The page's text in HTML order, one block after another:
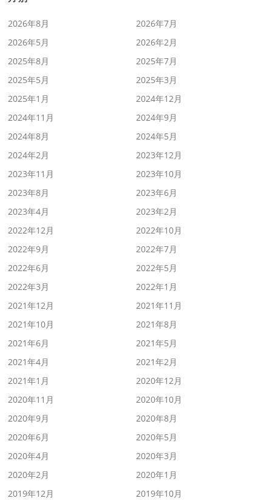
2026年8月
2026年7月
2026年5月
2026年2月
2025年8月
2025年7月
2025年5月
2025年3月
2025年1月
2024年12月
2024年11月
2024年9月
2024年8月
2024年5月
2024年2月
2023年12月
2023年11月
2023年10月
2023年8月
2023年6月
2023年4月
2023年2月
2022年12月
2022年10月
2022年9月
2022年7月
2022年6月
2022年5月
2022年3月
2022年1月
2021年12月
2021年11月
2021年10月
2021年8月
2021年6月
2021年5月
2021年4月
2021年2月
2021年1月
2020年12月
2020年11月
2020年10月
2020年9月
2020年8月
2020年6月
2020年5月
2020年4月
2020年3月
2020年2月
2020年1月
2019年12月
2019年10月